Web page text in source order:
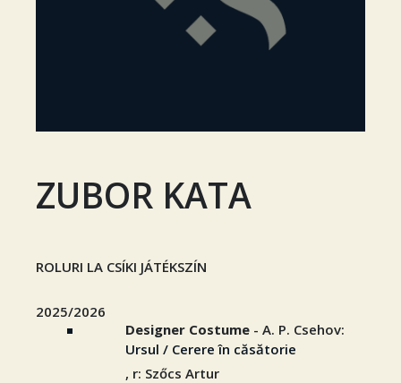
ZUBOR KATA
ROLURI LA CSÍKI JÁTÉKSZÍN
2025/2026
Designer Costume - A. P. Csehov:
Ursul / Cerere în căsătorie
, r: Szőcs Artur